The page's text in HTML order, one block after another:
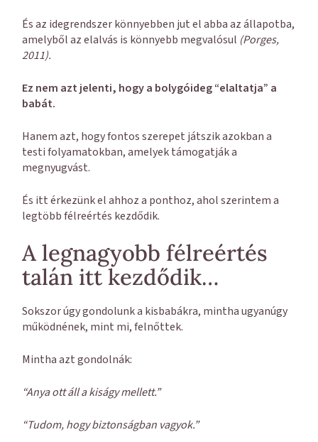
És az idegrendszer könnyebben jut el abba az állapotba,
amelyből az elalvás is könnyebb megvalósul (Porges,
2011).
Ez nem azt jelenti, hogy a bolygóideg “elaltatja” a
babát.
Hanem azt, hogy fontos szerepet játszik azokban a
testi folyamatokban, amelyek támogatják a
megnyugvást.
És itt érkezünk el ahhoz a ponthoz, ahol szerintem a
legtöbb félreértés kezdődik.
A legnagyobb félreértés
talán itt kezdődik…
Sokszor úgy gondolunk a kisbabákra, mintha ugyanúgy
működnének, mint mi, felnőttek.
Mintha azt gondolnák:
“Anya ott áll a kiságy mellett.”
“Tudom, hogy biztonságban vagyok.”